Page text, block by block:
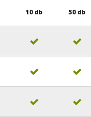
10 db 50 db
 
 
 